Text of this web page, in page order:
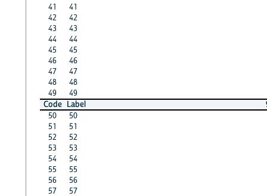
41
41
42
42
43
43
44
44
45
45
46
46
47
47
48
48
49
49
Code Label
50
50
51
51
52
52
53
53
54
54
55
55
56
56
57
57